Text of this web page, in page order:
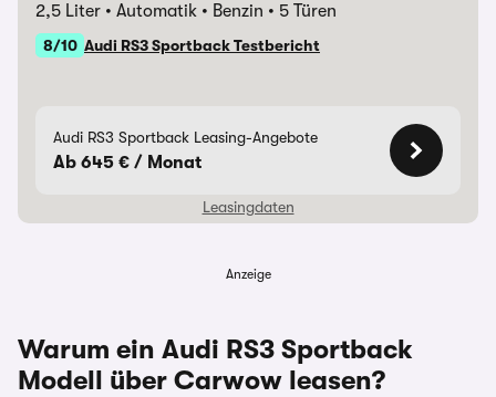
2,5 Liter Automatik Benzin 5 Türen
8/10 Audi RS3 Sportback Testbericht
Audi RS3 Sportback Leasing-Angebote
Ab 645 € / Monat
Leasingdaten
Monatliche Rate 645,00 €
Anzeige
Warum ein Audi RS3 Sportback
Modell über Carwow leasen?